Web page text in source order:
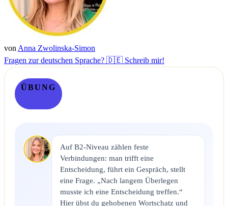
von Anna Zwolinska-Simon
Fragen zur deutschen Sprache? 🇩🇪 Schreib mir!
ÜBUNG
Auf B2-Niveau zählen feste
Verbindungen: man trifft eine
Entscheidung, führt ein Gespräch, stellt
eine Frage. „Nach langem Überlegen
musste ich eine Entscheidung treffen.“
Hier übst du gehobenen Wortschatz und